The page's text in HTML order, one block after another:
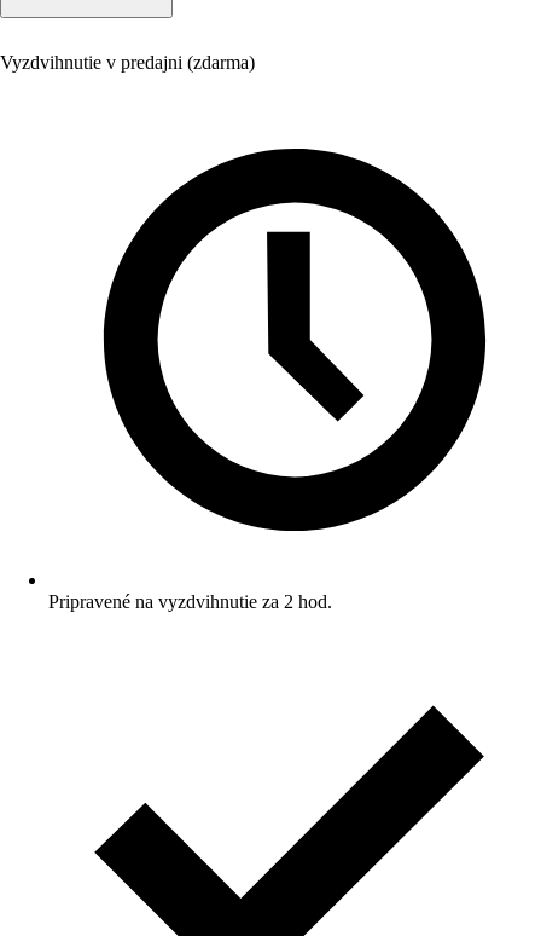
Vyzdvihnutie v predajni (zdarma)
Pripravené na vyzdvihnutie za 2 hod.